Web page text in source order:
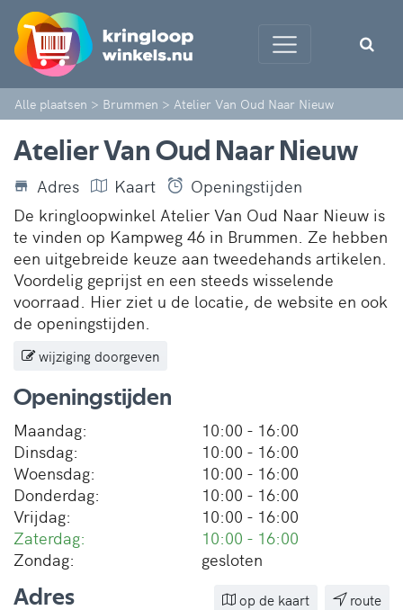
Alle plaatsen > Brummen > Atelier Van Oud Naar Nieuw
Atelier Van Oud Naar Nieuw
Adres Kaart
Openingstijden
De kringloopwinkel Atelier Van Oud Naar Nieuw is
te vinden op Kampweg 46 in Brummen. Ze hebben
een uitgebreide keuze aan tweedehands artikelen.
Voordelig geprijst en een steeds wisselende
voorraad. Hier ziet u de locatie, de website en ook
de openingstijden.
wijziging doorgeven
Openingstijden
Maandag:
10:00 - 16:00
Dinsdag:
10:00 - 16:00
Woensdag:
10:00 - 16:00
Donderdag:
10:00 - 16:00
Vrijdag:
10:00 - 16:00
Zaterdag:
10:00 - 16:00
Zondag:
gesloten
route
op de kaart
Adres